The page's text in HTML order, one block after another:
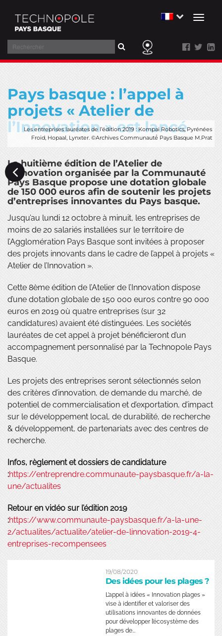
contenu
Toggle
Rechercher
Pays basque : l’appel à
projets « Atelier de
l’Innovation » est lancé
Les entreprises lauréates de l’édition 2019 : Kompai Robotics, Pyrénées
Froid, Hopaal, Lynxter. ©Archives Communauté́ Pays Basque M.Prat
La huitième édition de l’Atelier de
l’Innovation organisée par la Communauté
Pays Basque propose une dotation globale
de 150 000 euros afin de soutenir les projets
d’entreprises innovantes du Pays basque.
Jusqu’au lundi 12 octobre à minuit, les entreprises de
moins de 20 salariés installées sur le territoire de
l’Agglomération Pays Basque sont invitées à proposer
des projets innovants dans le cadre de l’appel à projets «
Atelier de l’Innovation ».
Cette 8ème édition de l’Atelier de l’Innovation dispose
d’une dotation globale de 150 000 euros contre 90 000
euros en 2019 où quatre entreprises (sur 32
candidatures) avaient été distinguées. Les sociétés
lauréates de cet appel à projet bénéficieront d’un
accompagnement personnalisé par la Technopole Pays
Basque.
Les projets des entreprises seront sélectionnés selon
des critères d’innovation, de demande du marché, de
potentiel de commercialisation et d’exportation, d’impact
sur le développement local, de durabilité, de recherche
& développement, de partenariats avec des centres de
recherche.
Infos, règlement et dossiers de candidature
:https://entreprendre.communaute-paysbasque.fr/a-la-
une/actualites
Retour en vidéo sur l’édition 2019
:https://www.communaute-paysbasque.fr/a-la-une-
2/actualites/actualite/atelier-de-linnovation-2019-4-
entreprises-recompensees
19/08/2020
Des idées pour les plages ?
L’appel à idées « Innovation plages »
vise à identifier et valoriser des
utilisations innovantes de données
pour développer l’écosystème des
plages de...